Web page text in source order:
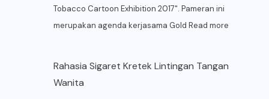
Tobacco Cartoon Exhibition 2017". Pameran ini
merupakan agenda kerjasama Gold Read more
Rahasia Sigaret Kretek Lintingan Tangan
Wanita